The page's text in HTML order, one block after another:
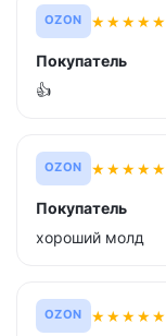
OZON ★★★★★
Покупатель
👍
OZON ★★★★★
Покупатель
хороший молд
OZON ★★★★★